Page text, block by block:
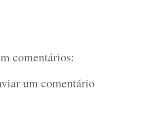
comentários:
um comentário